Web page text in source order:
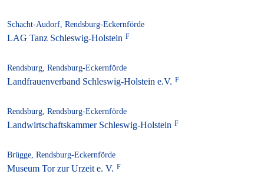
Schacht-Audorf, Rendsburg-Eckernförde
LAG Tanz Schleswig-Holstein
Rendsburg, Rendsburg-Eckernförde
Landfrauenverband Schleswig-Holstein e.V.
Rendsburg, Rendsburg-Eckernförde
Landwirtschaftskammer Schleswig-Holstein
Brügge, Rendsburg-Eckernförde
Museum Tor zur Urzeit e. V.